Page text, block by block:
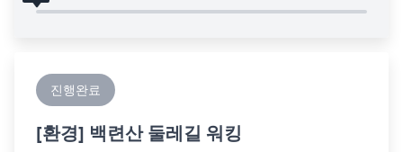
진행완료
[환경] 백련산 둘레길 워킹